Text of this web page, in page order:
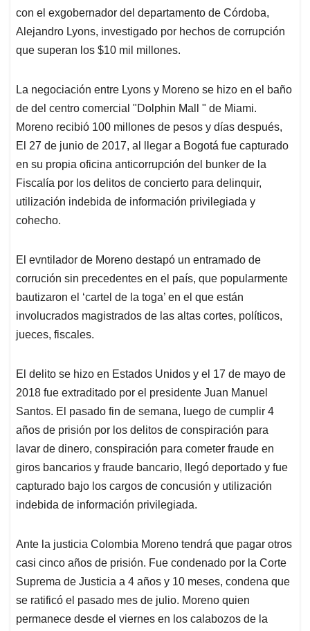
con el exgobernador del departamento de Córdoba,
Alejandro Lyons, investigado por hechos de corrupción
que superan los $10 mil millones.
La negociación entre Lyons y Moreno se hizo en el baño
de del centro comercial "Dolphin Mall " de Miami.
Moreno recibió 100 millones de pesos y días después,
El 27 de junio de 2017, al llegar a Bogotá fue capturado
en su propia oficina anticorrupción del bunker de la
Fiscalía por los delitos de concierto para delinquir,
utilización indebida de información privilegiada y
cohecho.
El evntilador de Moreno destapó un entramado de
corrución sin precedentes en el país, que popularmente
bautizaron el ‘cartel de la toga’ en el que están
involucrados magistrados de las altas cortes, políticos,
jueces, fiscales.
El delito se hizo en Estados Unidos y el 17 de mayo de
2018 fue extraditado por el presidente Juan Manuel
Santos. El pasado fin de semana, luego de cumplir 4
años de prisión por los delitos de conspiración para
lavar de dinero, conspiración para cometer fraude en
giros bancarios y fraude bancario, llegó deportado y fue
capturado bajo los cargos de concusión y utilización
indebida de información privilegiada.
Ante la justicia Colombia Moreno tendrá que pagar otros
casi cinco años de prisión. Fue condenado por la Corte
Suprema de Justicia a 4 años y 10 meses, condena que
se ratificó el pasado mes de julio. Moreno quien
permanece desde el viernes en los calabozos de la